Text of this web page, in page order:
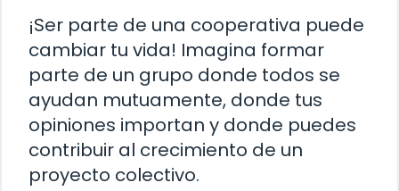
¡Ser parte de una cooperativa puede
cambiar tu vida! Imagina formar
parte de un grupo donde todos se
ayudan mutuamente, donde tus
opiniones importan y donde puedes
contribuir al crecimiento de un
proyecto colectivo.